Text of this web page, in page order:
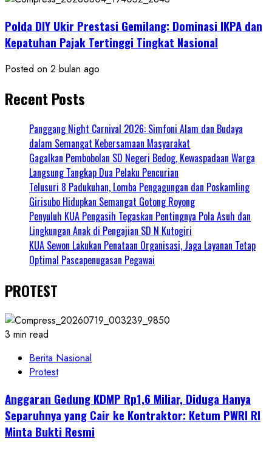
Polda DIY Ukir Prestasi Gemilang: Dominasi IKPA dan
Kepatuhan Pajak Tertinggi Tingkat Nasional
Posted on 2 bulan ago
Recent Posts
Panggang Night Carnival 2026: Simfoni Alam dan Budaya
dalam Semangat Kebersamaan Masyarakat
Gagalkan Pembobolan SD Negeri Bedog, Kewaspadaan Warga
Langsung Tangkap Dua Pelaku Pencurian
Telusuri 8 Padukuhan, Lomba Pengagungan dan Poskamling
Girisubo Hidupkan Semangat Gotong Royong
Penyuluh KUA Pengasih Tegaskan Pentingnya Pola Asuh dan
Lingkungan Anak di Pengajian SD N Kutogiri
KUA Sewon Lakukan Penataan Organisasi, Jaga Layanan Tetap
Optimal Pascapenugasan Pegawai
PROTEST
3 min read
Berita Nasional
Protest
Anggaran Gedung KDMP Rp1,6 Miliar, Diduga Hanya
Separuhnya yang Cair ke Kontraktor: Ketum PWRI RI
Minta Bukti Resmi